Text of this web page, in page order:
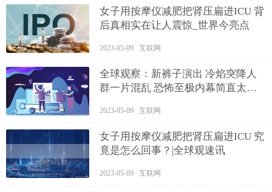
女子用按摩仪减肥把肾压扁进ICU 背
后真相实在让人震惊_世界今亮点
2023-05-09 互联网
全球观察：新裤子演出 冷焰突降人
群一片混乱 恐怖至极内幕简直太惊
2023-05-09 互联网
女子用按摩仪减肥把肾压扁进ICU 究
竟是怎么回事？|全球观速讯
2023-05-09 互联网